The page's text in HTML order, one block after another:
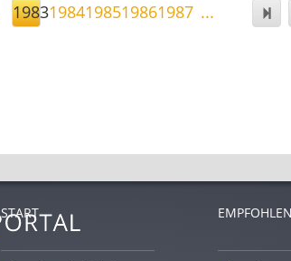
19831984198519861987 ...
START